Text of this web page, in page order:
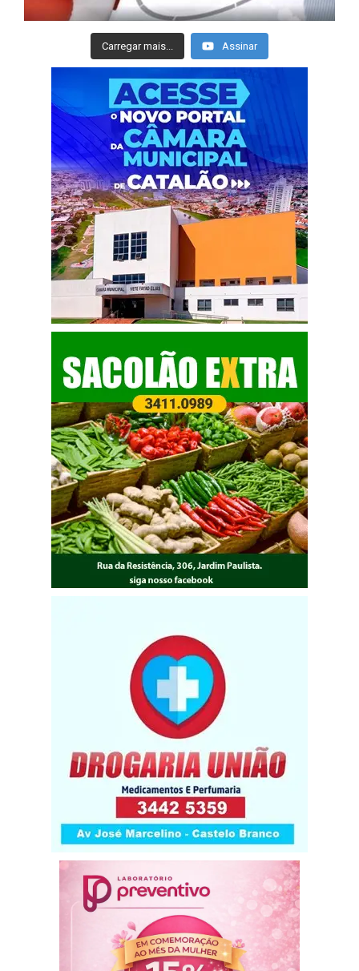
Carregar mais... Assinar